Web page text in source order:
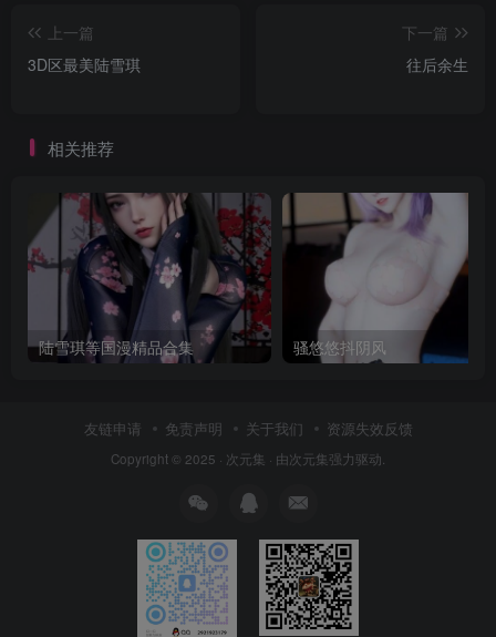
上一篇
3D区最美陆雪琪
下一篇
往后余生
相关推荐
陆雪琪等国漫精品合集 骚悠悠抖阴风
友链申请 免责声明 关于我们 资源失效反馈
Copyright © 2025 · 次元集 · 由次元集强力驱动.